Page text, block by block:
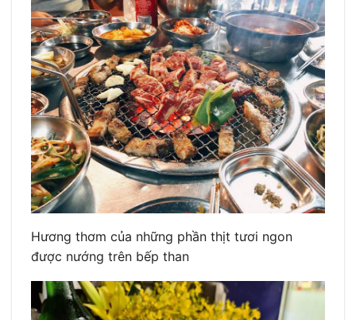
Hương thơm của những phần thịt tươi ngon
được nướng trên bếp than